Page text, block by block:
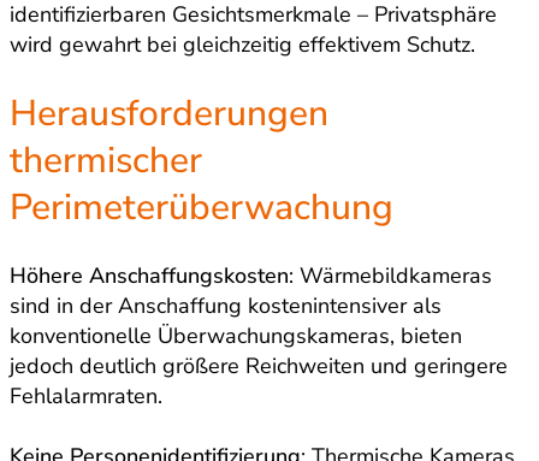
identifizierbaren Gesichtsmerkmale – Privatsphäre
wird gewahrt bei gleichzeitig effektivem Schutz.
Herausforderungen
thermischer
Perimeterüberwachung
Höhere Anschaffungskosten: Wärmebildkameras
sind in der Anschaffung kostenintensiver als
konventionelle Überwachungskameras, bieten
jedoch deutlich größere Reichweiten und geringere
Fehlalarmraten.